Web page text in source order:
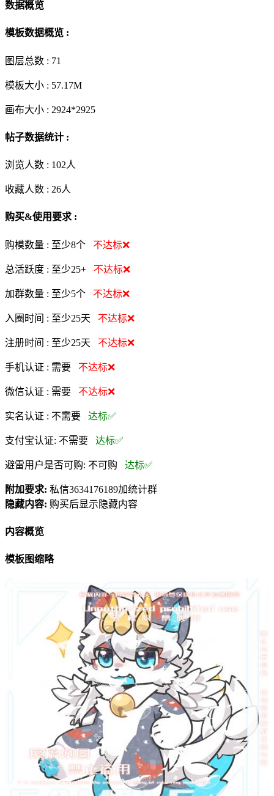
数据概览
模板数据概览 :
图层总数 : 71
模板大小 : 57.17M
画布大小 : 2924*2925
帖子数据统计 :
浏览人数 : 102人
收藏人数 : 26人
购买&使用要求 :
购模数量 : 至少8个 不达标❌
总活跃度 : 至少25+ 不达标❌
加群数量 : 至少5个 不达标❌
入圈时间 : 至少25天 不达标❌
注册时间 : 至少25天 不达标❌
手机认证 : 需要 不达标❌
微信认证 : 需要 不达标❌
实名认证 : 不需要 达标✅
支付宝认证: 不需要 达标✅
避雷用户是否可购: 不可购 达标✅
附加要求: 私信3634176189加统计群
隐藏内容: 购买后显示隐藏内容
内容概览
模板图缩略